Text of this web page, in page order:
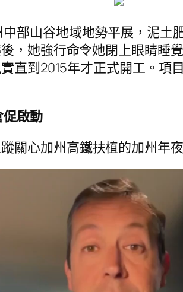
部山谷地域地勢平展，泥
，她強行命令她閉上眼睛睡
直到2015年才正式開工。項
促啟動
關心加州高鐵扶植的加州年